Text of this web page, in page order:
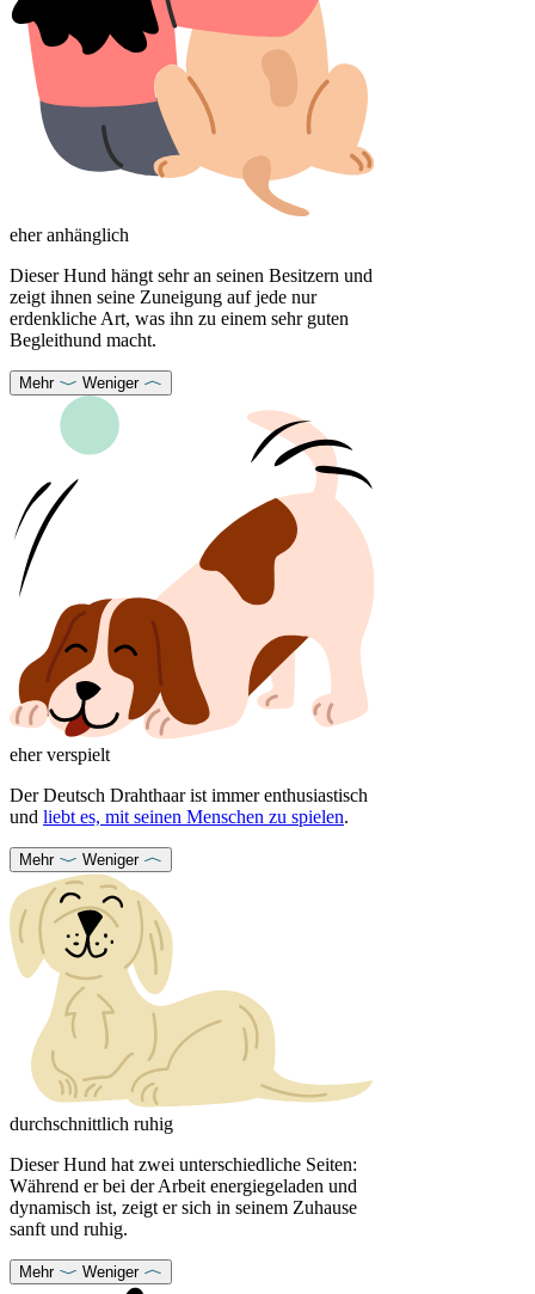
eher anhänglich
Dieser Hund hängt sehr an seinen Besitzern und
zeigt ihnen seine Zuneigung auf jede nur
erdenkliche Art, was ihn zu einem sehr guten
Begleithund macht.
Mehr Weniger
eher verspielt
Der Deutsch Drahthaar ist immer enthusiastisch
und liebt es, mit seinen Menschen zu spielen.
Mehr Weniger
durchschnittlich ruhig
Dieser Hund hat zwei unterschiedliche Seiten:
Während er bei der Arbeit energiegeladen und
dynamisch ist, zeigt er sich in seinem Zuhause
sanft und ruhig.
Mehr Weniger